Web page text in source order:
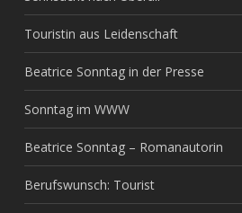
Touristin aus Leidenschaft
Beatrice Sonntag in der Presse
Sonntag im WWW
Beatrice Sonntag – Romanautorin
Berufswunsch: Tourist